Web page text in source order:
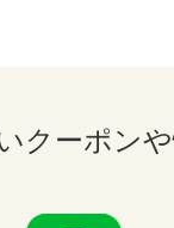
クーポン